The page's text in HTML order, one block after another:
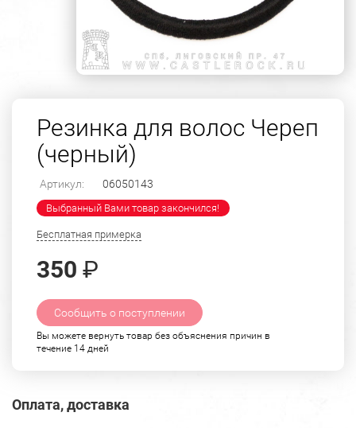
Резинка для волос Череп
(черный)
Артикул: 06050143
Выбранный Вами товар закончился!
Бесплатная примерка
350 ₽
Сообщить о поступлении
Вы можете вернуть товар без объяснения причин в
течение 14 дней
Оплата, доставка